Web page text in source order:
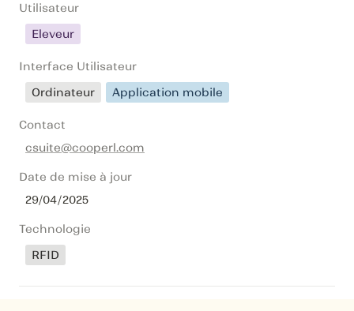
Utilisateur
Eleveur
Interface Utilisateur
Ordinateur
Application mobile
Contact
csuite@cooperl.com
Date de mise à jour
29/04/2025
Technologie
RFID